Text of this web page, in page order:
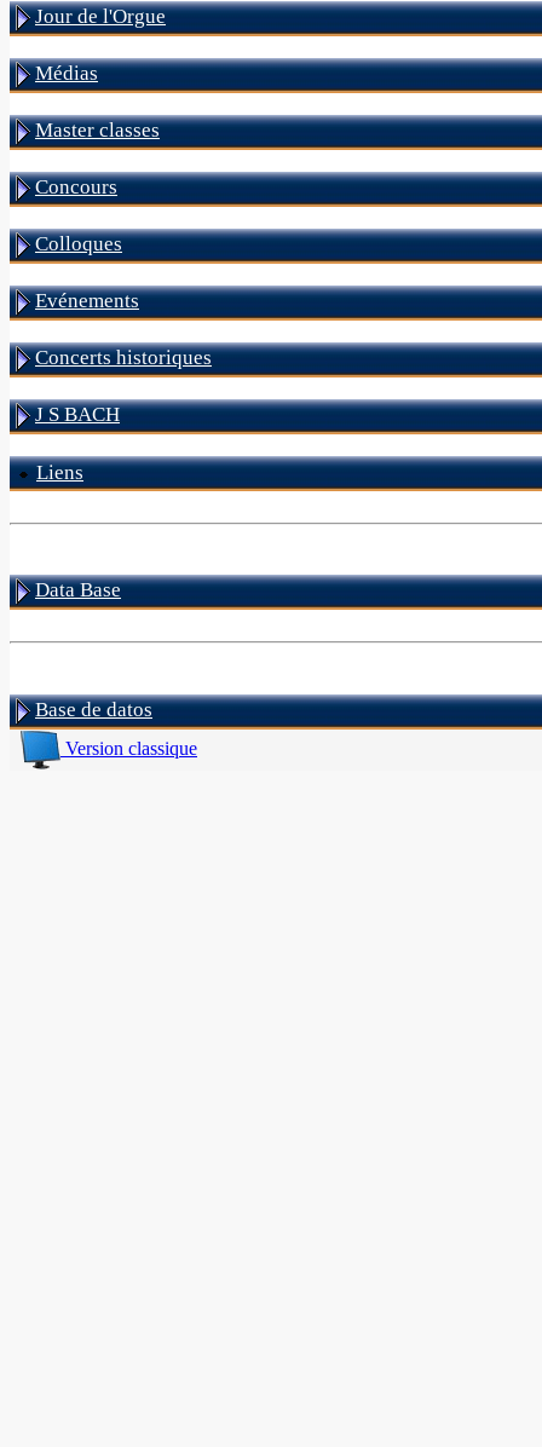
Jour de l'Orgue
Médias
Master classes
Concours
Colloques
Evénements
Concerts historiques
J S BACH
Liens
Data Base
Base de datos
Version classique